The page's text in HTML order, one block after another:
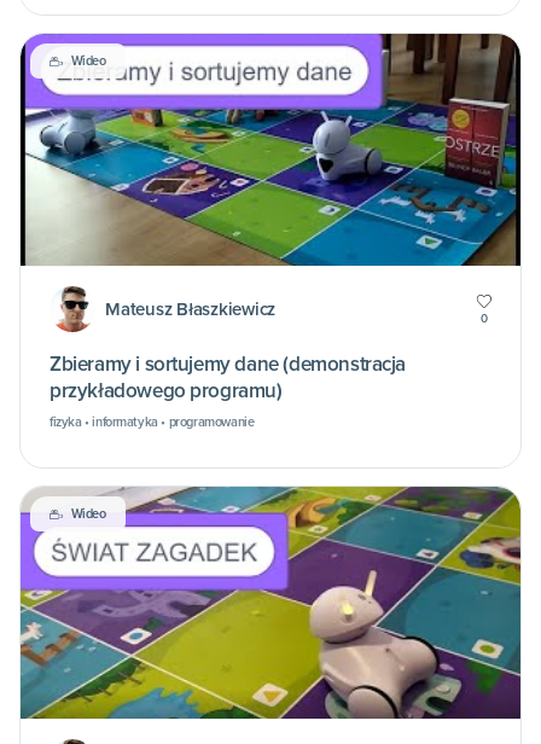
Wideo
Mateusz Błaszkiewicz 0
Zbieramy i sortujemy dane (demonstracja
przykładowego programu)
fizyka • informatyka • programowanie
Wideo